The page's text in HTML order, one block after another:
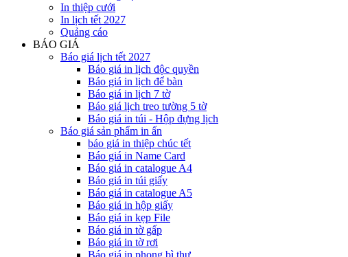
In thiệp cưới
In lịch tết 2027
Quảng cáo
BÁO GIÁ
Báo giá lịch tết 2027
Báo giá in lịch độc quyền
Báo giá in lịch để bàn
Báo giá in lịch 7 tờ
Báo giá lịch treo tường 5 tờ
Báo giá in túi - Hộp đựng lịch
Báo giá sản phẩm in ấn
báo giá in thiệp chúc tết
Báo giá in Name Card
Báo giá in catalogue A4
Báo giá in túi giấy
Báo giá in catalogue A5
Báo giá in hộp giấy
Báo giá in kẹp File
Báo giá in tờ gấp
Báo giá in tờ rơi
Báo giá in phong bì thư